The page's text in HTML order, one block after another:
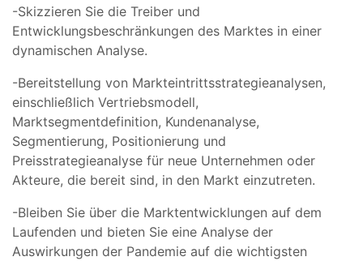
-Skizzieren Sie die Treiber und
Entwicklungsbeschränkungen des Marktes in einer
dynamischen Analyse.
-Bereitstellung von Markteintrittsstrategieanalysen,
einschließlich Vertriebsmodell,
Marktsegmentdefinition, Kundenanalyse,
Segmentierung, Positionierung und
Preisstrategieanalyse für neue Unternehmen oder
Akteure, die bereit sind, in den Markt einzutreten.
-Bleiben Sie über die Marktentwicklungen auf dem
Laufenden und bieten Sie eine Analyse der
Auswirkungen der Pandemie auf die wichtigsten